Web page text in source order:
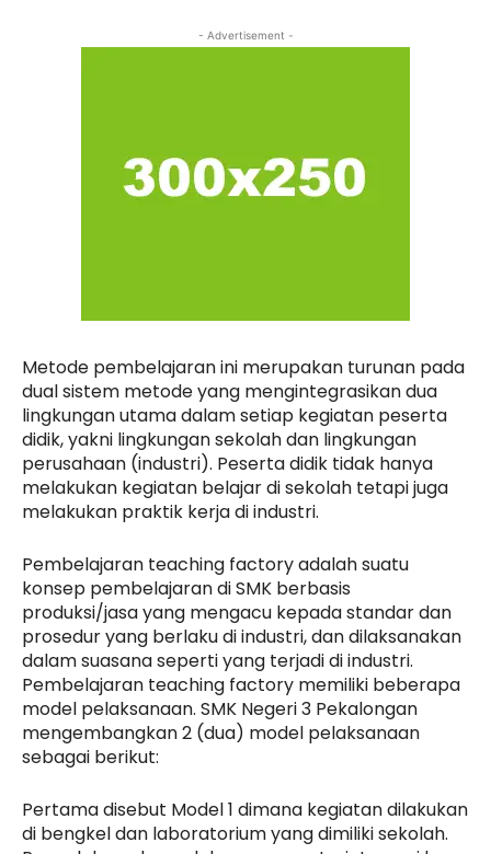
- Advertisement -
Metode pembelajaran ini merupakan turunan pada
dual sistem metode yang mengintegrasikan dua
lingkungan utama dalam setiap kegiatan peserta
didik, yakni lingkungan sekolah dan lingkungan
perusahaan (industri). Peserta didik tidak hanya
melakukan kegiatan belajar di sekolah tetapi juga
melakukan praktik kerja di industri.
Pembelajaran teaching factory adalah suatu
konsep pembelajaran di SMK berbasis
produksi/jasa yang mengacu kepada standar dan
prosedur yang berlaku di industri, dan dilaksanakan
dalam suasana seperti yang terjadi di industri.
Pembelajaran teaching factory memiliki beberapa
model pelaksanaan. SMK Negeri 3 Pekalongan
mengembangkan 2 (dua) model pelaksanaan
sebagai berikut:
Pertama disebut Model 1 dimana kegiatan dilakukan
di bengkel dan laboratorium yang dimiliki sekolah.